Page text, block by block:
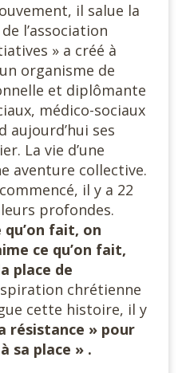
il salue la
l’association
» a créé à
organisme de
et diplômante
médico-sociaux
aujourd’hui ses
La vie d’une
aventure collective.
il y a 22
profondes.
qu’on fait, on
ce qu’on fait,
place de
chrétienne
cette histoire, il y
résistance » pour
sa place » .